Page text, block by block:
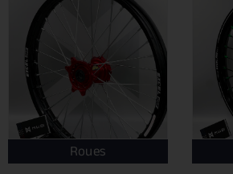
Roues